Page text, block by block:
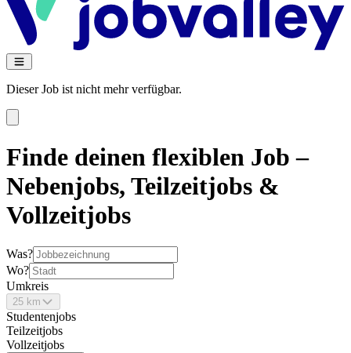
Dieser Job ist nicht mehr verfügbar.
Finde deinen flexiblen Job –
Nebenjobs, Teilzeitjobs &
Vollzeitjobs
Was?
Wo?
Umkreis
25 km
Studentenjobs
Teilzeitjobs
Vollzeitjobs